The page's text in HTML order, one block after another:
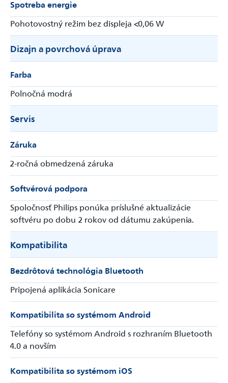
Spotreba energie
Pohotovostný režim bez displeja <0,06 W
Dizajn a povrchová úprava
Farba
Polnočná modrá
Servis
Záruka
2-ročná obmedzená záruka
Softvérová podpora
Spoločnosť Philips ponúka príslušné aktualizácie
softvéru po dobu 2 rokov od dátumu zakúpenia.
Kompatibilita
Bezdrôtová technológia Bluetooth
Pripojená aplikácia Sonicare
Kompatibilita so systémom Android
Telefóny so systémom Android s rozhraním Bluetooth
4.0 a novším
Kompatibilita so systémom iOS